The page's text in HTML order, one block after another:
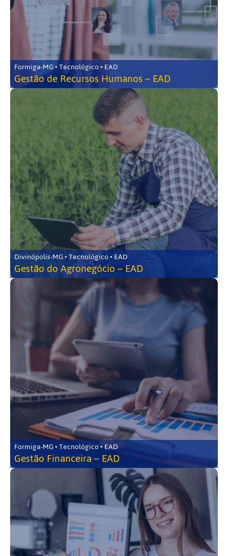
Formiga-MG • Tecnológico • EAD
Gestão de Recursos Humanos – EAD
Divinópolis-MG • Tecnológico • EAD
Gestão do Agronegócio – EAD
Formiga-MG • Tecnológico • EAD
Gestão Financeira – EAD